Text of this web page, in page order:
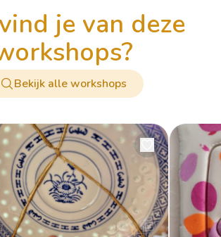
Bekijk alle workshops